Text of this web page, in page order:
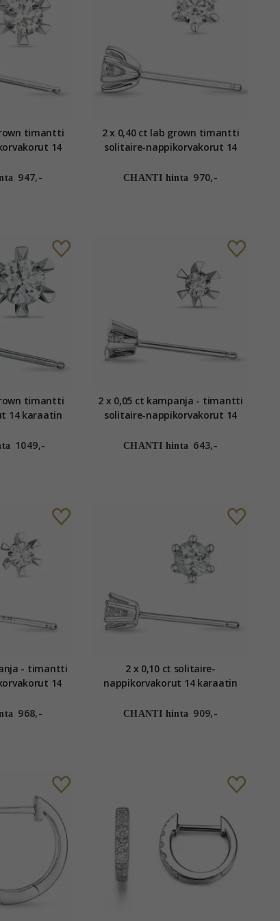
timantti
14
947,-
2 x 0,40 ct lab grown timantti
solitaire-nappikorvakorut 14
grown timantti
CHANTI hinta 970,-
timantti
14 karaatin
1049,-
2 x 0,05 ct kampanja - timantti
solitaire-nappikorvakorut 14
timantti
CHANTI hinta 643,-
- timantti
14
968,-
2 x 0,10 ct solitaire-
nappikorvakorut 14 karaatin
CHANTI hinta 909,-